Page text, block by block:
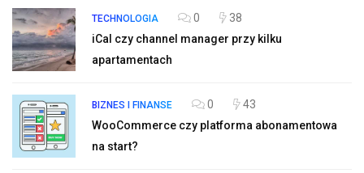
TECHNOLOGIA 0
38
iCal czy channel manager przy kilku
apartamentach
BIZNES I FINANSE 0
43
WooCommerce czy platforma abonamentowa
na start?